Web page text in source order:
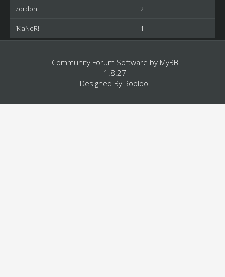
zordon 2
`KiaNeR! 1
Community Forum Software by MyBB
1.8.27
Designed By Rooloo.